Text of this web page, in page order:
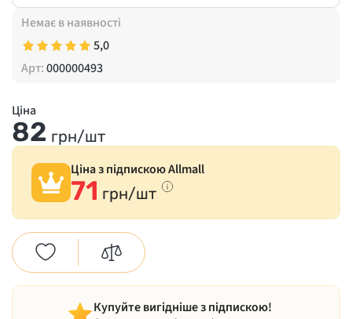
Немає в наявності
5,0
Арт:000000493
Ціна
82 грн/шт
Ціна з підпискою Allmall
71 грн/шт
Купуйте вигідніше з підпискою!